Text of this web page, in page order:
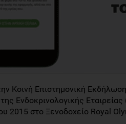
Κοινή Επιστημονική
Ενδοκρινολογικής
2015 στο Ξενοδοχείο Royal